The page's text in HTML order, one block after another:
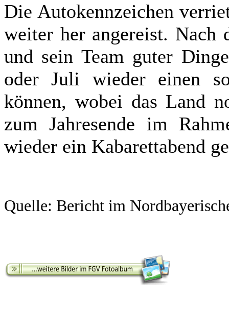
Die Autokennzeichen
weiter her angereist. Nach
und sein Team guter
oder Juli wieder einen
können, wobei das Land
zum Jahresende im
wieder ein Kabarettabend
Quelle: Bericht im